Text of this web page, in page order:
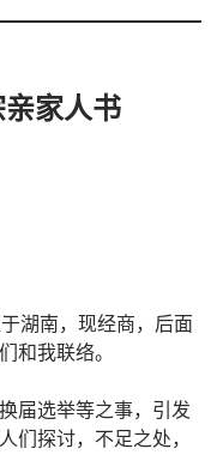
家人书
湖南，现经商，后面
和我联络。
届选举等之事，引发
们探讨，不足之处，